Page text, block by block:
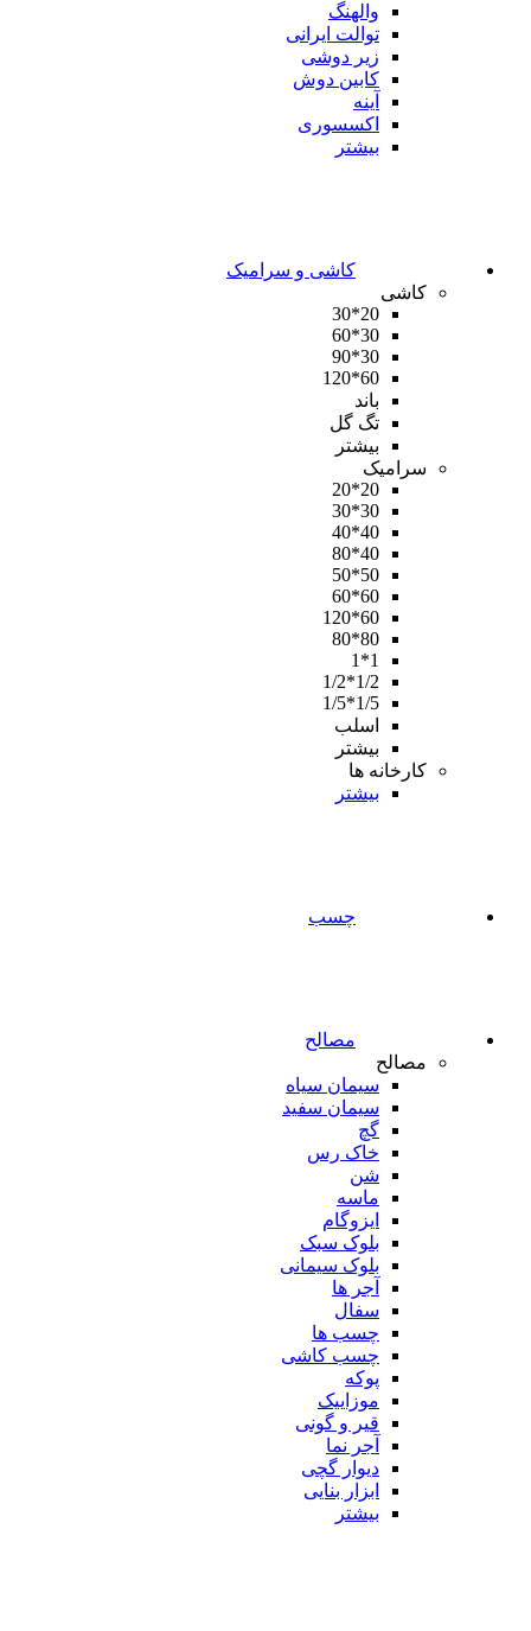
والهنگ
توالت ایرانی
زیر دوشی
کابین دوش
آینه
اکسسوری
بیشتر
کاشی و سرامیک
کاشی
20*30
30*60
30*90
60*120
باند
تگ گل
بیشتر
سرامیک
20*20
30*30
40*40
40*80
50*50
60*60
60*120
80*80
1*1
1/2*1/2
1/5*1/5
اسلب
بیشتر
کارخانه ها
بیشتر
چسب
مصالح
مصالح
سیمان سیاه
سیمان سفید
گچ
خاک رس
شن
ماسه
ایزوگام
بلوک سبک
بلوک سیمانی
آجر ها
سفال
چسب ها
چسب کاشی
پوکه
موزاییک
قیر و گونی
آجر نما
دیوار گچی
ابزار بنایی
بیشتر